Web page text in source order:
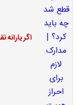
اگر